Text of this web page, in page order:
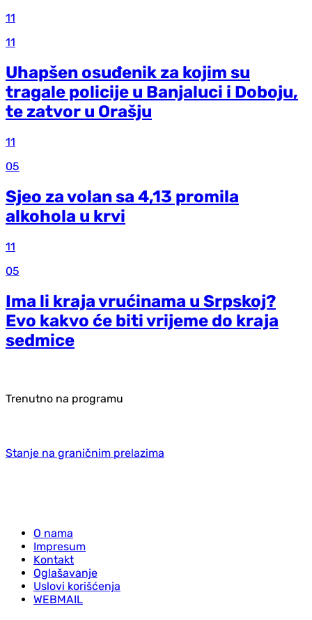
11
11
Uhapšen osuđenik za kojim su
tragale policije u Banjaluci i Doboju,
te zatvor u Orašju
11
05
Sjeo za volan sa 4,13 promila
alkohola u krvi
11
05
Ima li kraja vrućinama u Srpskoj?
Evo kakvo će biti vrijeme do kraja
sedmice
Trenutno na programu
Stanje na graničnim prelazima
O nama
Impresum
Kontakt
Oglašavanje
Uslovi korišćenja
WEBMAIL